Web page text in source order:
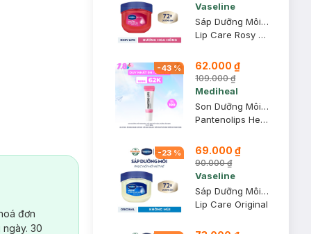
đơn
30
Vaseline
Sáp Dưỡng Môi Vaseline Hồng Xinh 7g
Lip Care Rosy Lips
-43% 62.000 ₫
109.000 ₫
Mediheal
Son Dưỡng Môi Mediheal Hỗ Trợ Mờ Thâm, Dưỡng Ẩm Ban Ngày 10ml
Pantenolips Healssence
-23 % 69.000 ₫
90.000 ₫
Vaseline
Sáp Dưỡng Môi Vaseline Mềm Mịn 7g
Lip Care Original